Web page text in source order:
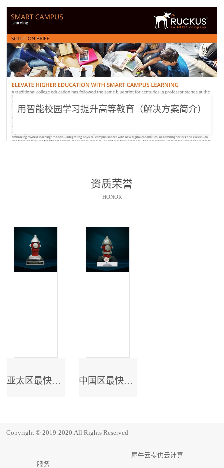
用智能校园学习提升高等教育（解决方案简介）
资质荣誉
HONOR
亚太区最快成长奖 中国区最快成长奖
Copyright © 2019-2020.All Rights Reserved
犀牛云提供云计算
服务